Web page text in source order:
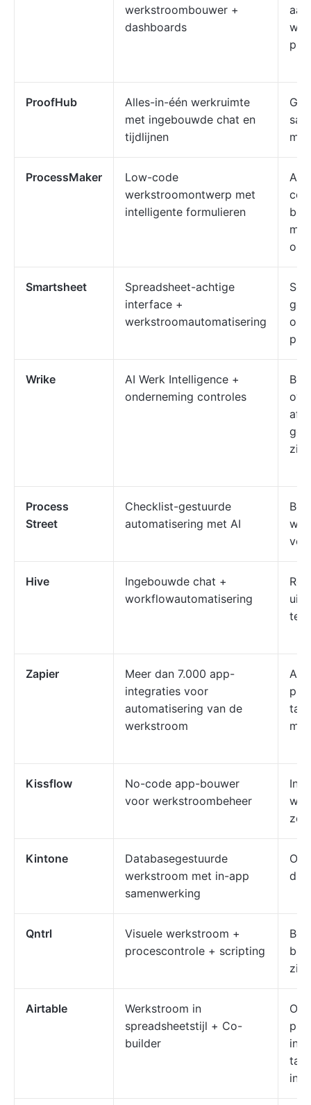
werkstroombouwer +
dashboards
ProofHub
Alles-in-één werkruimte
met ingebouwde chat en
tijdlijnen
ProcessMaker
Low-code
werkstroomontwerp met
intelligente formulieren
Smartsheet
Spreadsheet-achtige
interface +
werkstroomautomatisering
Wrike
AI Werk Intelligence +
onderneming controles
Process
Street
Checklist-gestuurde
automatisering met AI
Hive
Ingebouwde chat +
workflowautomatisering
Zapier
Meer dan 7.000 app-
integraties voor
automatisering van de
werkstroom
Kissflow
No-code app-bouwer
voor werkstroombeheer
Kintone
Databasegestuurde
werkstroom met in-app
samenwerking
Qntrl
Visuele werkstroom +
procescontrole + scripting
Airtable
Werkstroom in
spreadsheetstijl + Co-
builder
in